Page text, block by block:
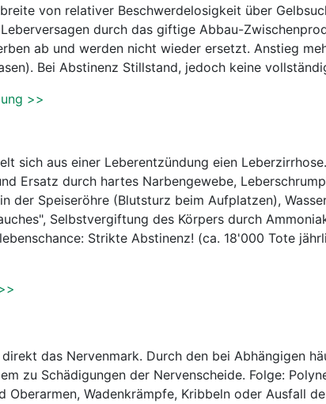
von relativer Beschwerdelosigkeit über
durch das giftige Abbau-
ab und werden nicht wieder ersetzt. Anstieg
Bei Abstinenz Stillstand, jedoch keine
>>
sich aus einer Leberentzündung eien
Ersatz durch hartes Narbengewebe,
der Speiseröhre (Blutsturz beim Aufplatzen),
Selbstvergiftung des Körpers durch
Strikte Abstinenz! (ca. 18'000 Tote
das Nervenmark. Durch den bei Abhängigen
zu Schädigungen der Nervenscheide. Folge:
Oberarmen, Wadenkrämpfe, Kribbeln oder Ausfall